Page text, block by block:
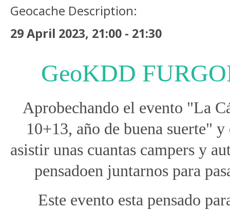
Geocache Description:
29 April 2023, 21:00 - 21:30
GeoKDD
Aprobechando el evento "La
10+13, año de buena suerte"
asistir unas cuantas campers y
pensadoen juntarnos para
Este evento esta pensado